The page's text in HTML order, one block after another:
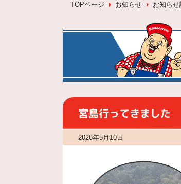
TOPページ お知らせ お知らせ
宮島行ってきました
2026年5月10日